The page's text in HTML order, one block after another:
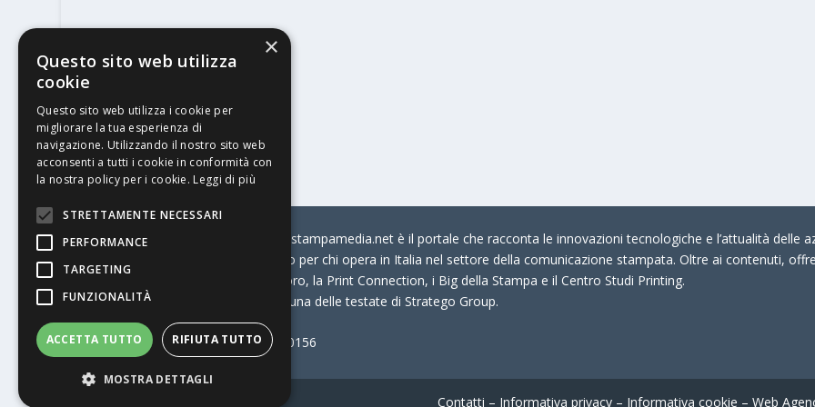
stampamedia.net è il portale che racconta le innovazioni tecnologiche e l’attualità delle
portale di riferimento per chi opera in Italia nel settore della comunicazione stampata. Oltre ai contenuti,
la Borsa Lavoro, la Print Connection, i Big della Stampa e il Centro Studi Printing.
Stampamedia.net è una delle testate di Stratego Group.
Partita IVA07921450156
Contatti – Informativa privacy– Informativa cookie – Web
×
Questo sito web utilizza
cookie
Questo sito web utilizza i cookie per
migliorare la tua esperienza di
navigazione. Utilizzando il nostro sito web
acconsenti a tutti i cookie in conformità con
la nostra policy per i cookie. Leggi di più
STRETTAMENTE NECESSARI
PERFORMANCE
TARGETING
FUNZIONALITÀ
ACCETTA TUTTO RIFIUTA TUTTO
MOSTRA DETTAGLI